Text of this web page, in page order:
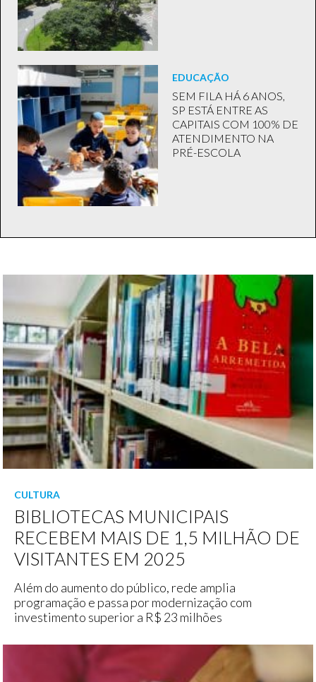
EDUCAÇÃO
SEM FILA HÁ 6 ANOS,
SP ESTÁ ENTRE AS
CAPITAIS COM 100% DE
ATENDIMENTO NA
PRÉ-ESCOLA
CULTURA
BIBLIOTECAS MUNICIPAIS
RECEBEM MAIS DE 1,5 MILHÃO DE
VISITANTES EM 2025
Além do aumento do público, rede amplia
programação e passa por modernização com
investimento superior a R$ 23 milhões